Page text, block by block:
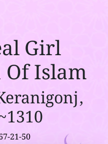
Girl
Islam
21-50